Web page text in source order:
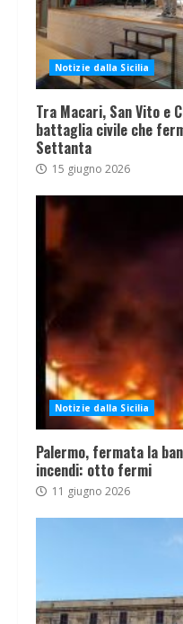
Notizie dalla Sicilia
Tra Macari, San Vito e
battaglia civile che
Settanta
15 giugno 2026
Notizie dalla Sicilia
Palermo, fermata la
incendi: otto fermi
11 giugno 2026